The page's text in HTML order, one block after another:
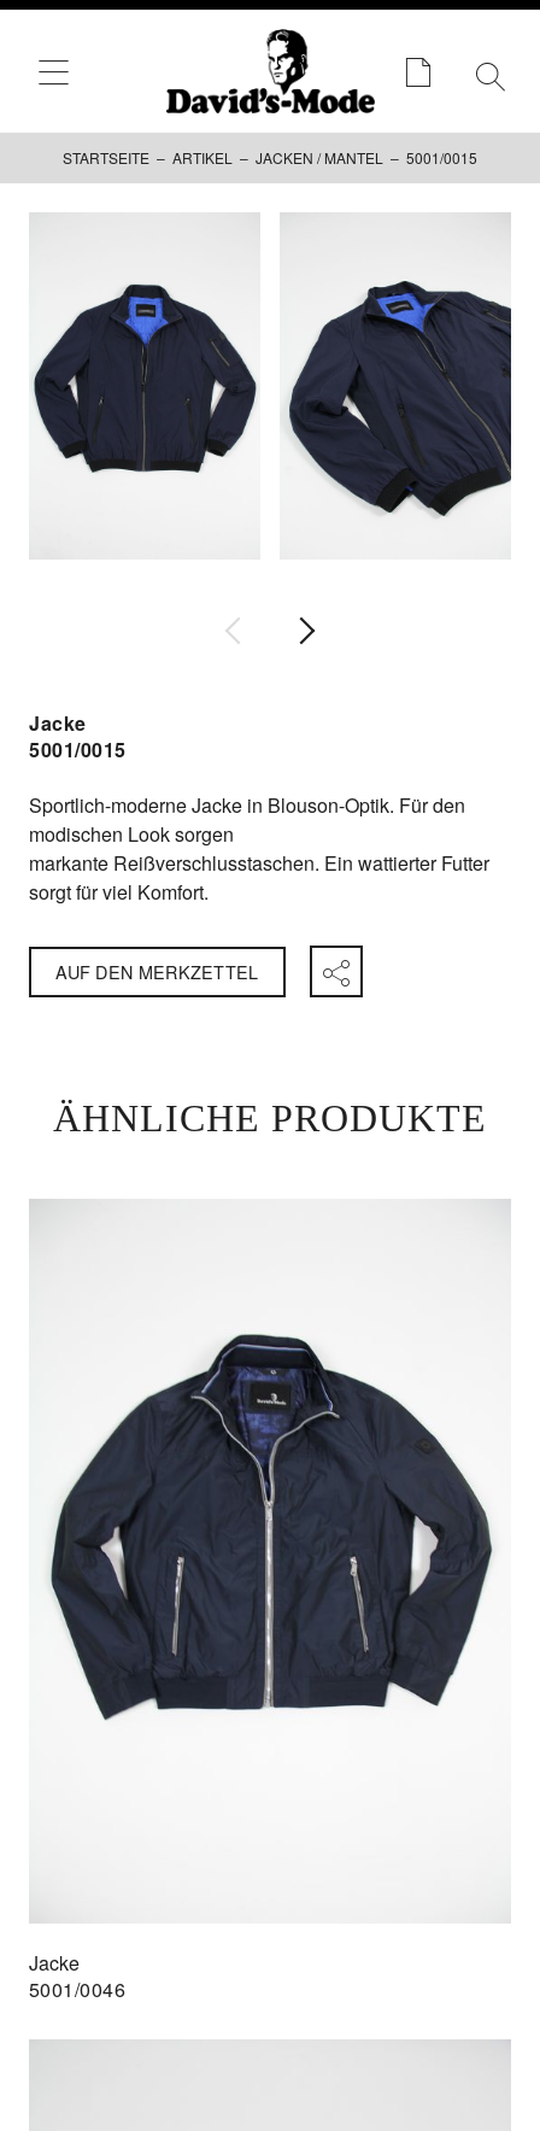
STARTSEITE – ARTIKEL – JACKEN / MANTEL – 5001/0015
Jacke
5001/0015
Sportlich-moderne Jacke in Blouson-Optik. Für den
modischen Look sorgen
markante Reißverschlusstaschen. Ein wattierter Futter
sorgt für viel Komfort.
AUF DEN MERKZETTEL
ÄHNLICHE PRODUKTE
Jacke
5001/0046